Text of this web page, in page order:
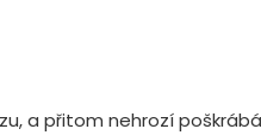
a přitom nehrozí